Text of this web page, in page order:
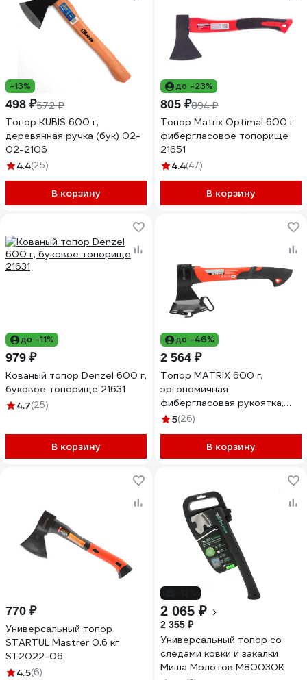
-13%
498 ₽572 ₽
Топор KUBIS 600 г,
деревянная ручка (бук) 02-
02-2106
4.4(25)
В корзину
до -23%
805 ₽894 ₽
Топор Matrix Optimal 600 г
фибергласовое топорище
21651
4.4(47)
В корзину
до -11%
979 ₽
Кованый топор Denzel 600 г,
буковое топорище 21631
4.7(25)
В корзину
до -46%
2 564 ₽
Топор MATRIX 600 г,
эргономичная
фибергласовая рукоятка,
360 мм 21411
5(26)
В корзину
770 ₽
Универсальный топор
STARTUL Mastrer 0.6 кг
ST2022-06
4.5(6)
2 065 ₽
2 355 ₽
Универсальный топор со
следами ковки и закалки
Миша Молотов М80030К